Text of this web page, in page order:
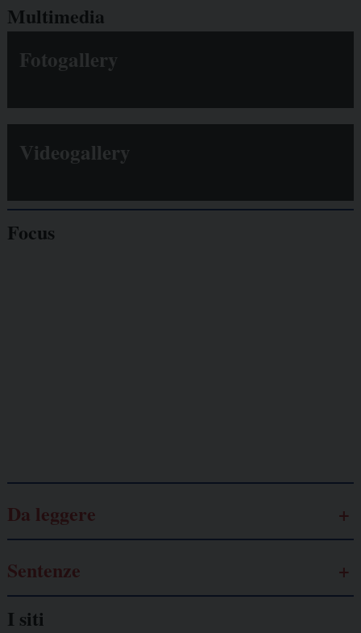
Multimedia
Fotogallery
Videogallery
Focus
Da leggere
Sentenze
I siti